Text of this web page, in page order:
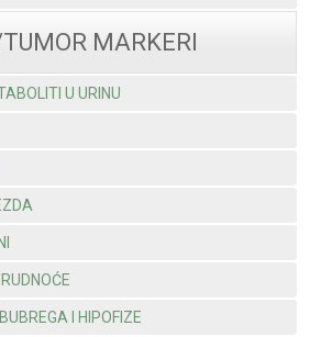
MARKERI
U URINU
I HIPOFIZE